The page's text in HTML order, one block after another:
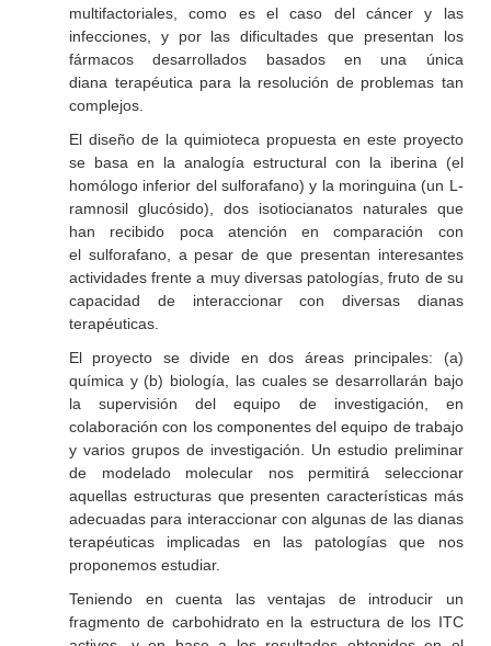
multifactoriales, como es el caso del cáncer y las
infecciones, y por las dificultades que presentan los
fármacos desarrollados basados en una única
diana terapéutica para la resolución de problemas tan
complejos.
El diseño de la quimioteca propuesta en este proyecto
se basa en la analogía estructural con la iberina (el
homólogo inferior del sulforafano) y la moringuina (un L-
ramnosil glucósido), dos isotiocianatos naturales que
han recibido poca atención en comparación con
el sulforafano, a pesar de que presentan interesantes
actividades frente a muy diversas patologías, fruto de su
capacidad de interaccionar con diversas dianas
terapéuticas.
El proyecto se divide en dos áreas principales: (a)
química y (b) biología, las cuales se desarrollarán bajo
la supervisión del equipo de investigación, en
colaboración con los componentes del equipo de trabajo
y varios grupos de investigación. Un estudio preliminar
de modelado molecular nos permitirá seleccionar
aquellas estructuras que presenten características más
adecuadas para interaccionar con algunas de las dianas
terapéuticas implicadas en las patologías que nos
proponemos estudiar.
Teniendo en cuenta las ventajas de introducir un
fragmento de carbohidrato en la estructura de los ITC